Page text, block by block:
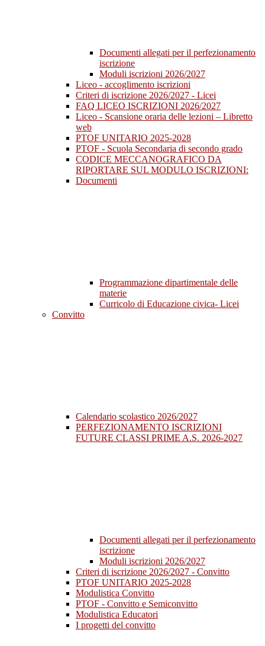
Documenti allegati per il perfezionamento
iscrizione
Moduli iscrizioni 2026/2027
Liceo - accoglimento iscrizioni
Criteri di iscrizione 2026/2027 - Licei
FAQ LICEO ISCRIZIONI 2026/2027
Liceo - Scansione oraria delle lezioni – Libretto
web
PTOF UNITARIO 2025-2028
PTOF - Scuola Secondaria di secondo grado
CODICE MECCANOGRAFICO DA
RIPORTARE SUL MODULO ISCRIZIONI:
Documenti
Programmazione dipartimentale delle
materie
Curricolo di Educazione civica- Licei
Convitto
Calendario scolastico 2026/2027
PERFEZIONAMENTO ISCRIZIONI
FUTURE CLASSI PRIME A.S. 2026-2027
Documenti allegati per il perfezionamento
iscrizione
Moduli iscrizioni 2026/2027
Criteri di iscrizione 2026/2027 - Convitto
PTOF UNITARIO 2025-2028
Modulistica Convitto
PTOF - Convitto e Semiconvitto
Modulistica Educatori
I progetti del convitto